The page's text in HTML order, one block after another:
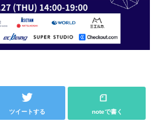
ツイートする noteで書く